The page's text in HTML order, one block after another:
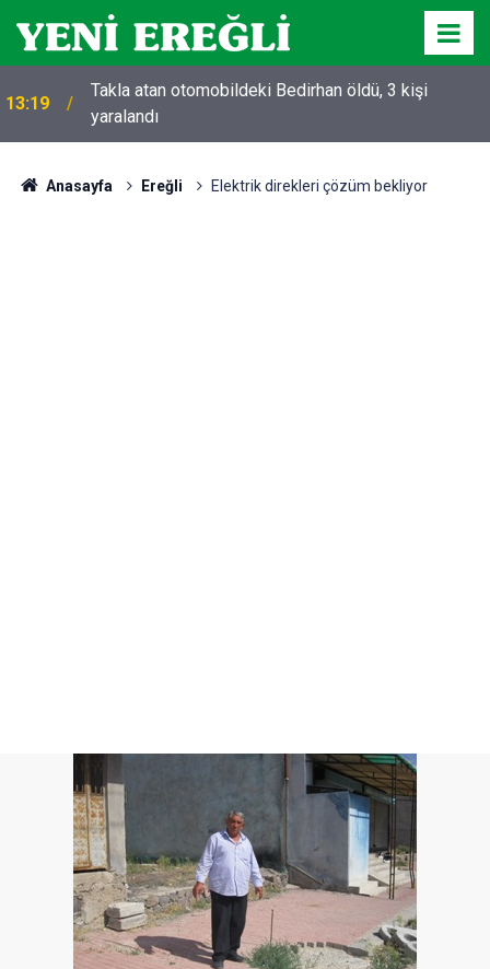
13:19
Takla atan otomobildeki Bedirhan öldü, 3 kişi
yaralandı
Anasayfa Ereğli Elektrik direkleri çözüm bekliyor